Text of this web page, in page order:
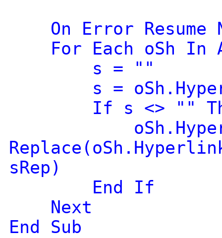
On Error Resume
For Each oSh In
s = ""
s =
If s <> ""
sRep)
End If
Next
End Sub